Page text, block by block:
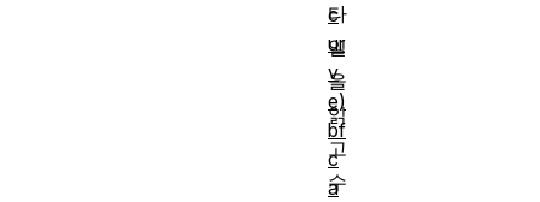
타
일
을
읽
고
수
c
ur
v
e)
bf
c
a